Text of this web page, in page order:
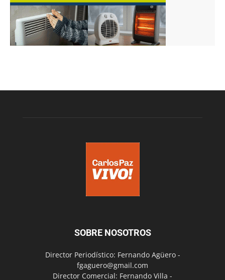
SOBRE NOSOTROS
Director Periodístico: Fernando Agüero -
fgaguero@gmail.com
Director Comercial: Fernando Villa -